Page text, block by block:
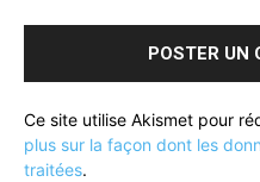
Ce site utilise Akismet pour
plus sur la façon dont les
traitées.